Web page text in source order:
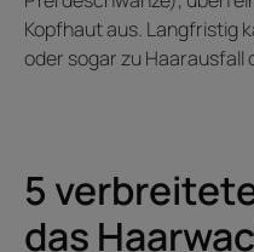
Kopfhaut aus. Langfristig
oder sogar zu
5
das